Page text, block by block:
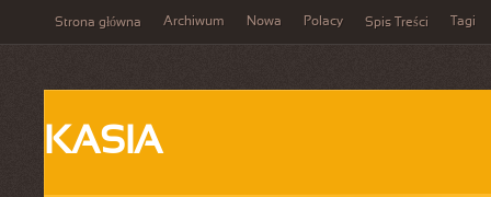
Strona główna Archiwum Nowa Polacy Spis Treści Tagi
KASIA